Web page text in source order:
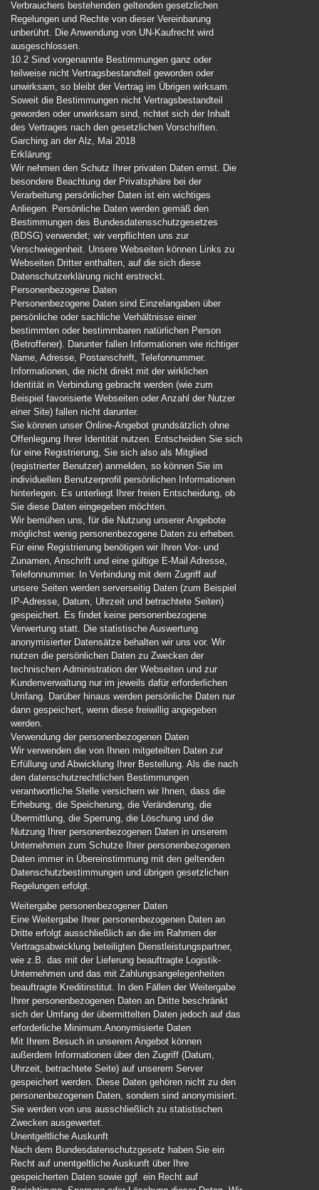
Verbrauchers bestehenden geltenden gesetzlichen
Regelungen und Rechte von dieser Vereinbarung
unberührt. Die Anwendung von UN-Kaufrecht wird
ausgeschlossen.
10.2 Sind vorgenannte Bestimmungen ganz oder
teilweise nicht Vertragsbestandteil geworden oder
unwirksam, so bleibt der Vertrag im Übrigen wirksam.
Soweit die Bestimmungen nicht Vertragsbestandteil
geworden oder unwirksam sind, richtet sich der Inhalt
des Vertrages nach den gesetzlichen Vorschriften.
Garching an der Alz, Mai 2018
Erklärung:
Wir nehmen den Schutz Ihrer privaten Daten ernst. Die
besondere Beachtung der Privatsphäre bei der
Verarbeitung persönlicher Daten ist ein wichtiges
Anliegen. Persönliche Daten werden gemäß den
Bestimmungen des Bundesdatensschutzgesetzes
(BDSG) verwendet; wir verpflichten uns zur
Verschwiegenheit. Unsere Webseiten können Links zu
Webseiten Dritter enthalten, auf die sich diese
Datenschutzerklärung nicht erstreckt.
Personenbezogene Daten
Personenbezogene Daten sind Einzelangaben über
persönliche oder sachliche Verhältnisse einer
bestimmten oder bestimmbaren natürlichen Person
(Betroffener). Darunter fallen Informationen wie richtiger
Name, Adresse, Postanschrift, Telefonnummer.
Informationen, die nicht direkt mit der wirklichen
Identität in Verbindung gebracht werden (wie zum
Beispiel favorisierte Webseiten oder Anzahl der Nutzer
einer Site) fallen nicht darunter.
Sie können unser Online-Angebot grundsätzlich ohne
Offenlegung Ihrer Identität nutzen. Entscheiden Sie sich
für eine Registrierung, Sie sich also als Mitglied
(registrierter Benutzer) anmelden, so können Sie im
individuellen Benutzerprofil persönlichen Informationen
hinterlegen. Es unterliegt Ihrer freien Entscheidung, ob
Sie diese Daten eingegeben möchten.
Wir bemühen uns, für die Nutzung unserer Angebote
möglichst wenig personenbezogene Daten zu erheben.
Für eine Registrierung benötigen wir Ihren Vor- und
Zunamen, Anschrift und eine gültige E-Mail Adresse,
Telefonnummer. In Verbindung mit dem Zugriff auf
unsere Seiten werden serverseitig Daten (zum Beispiel
IP-Adresse, Datum, Uhrzeit und betrachtete Seiten)
gespeichert. Es findet keine personenbezogene
Verwertung statt. Die statistische Auswertung
anonymisierter Datensätze behalten wir uns vor. Wir
nutzen die persönlichen Daten zu Zwecken der
technischen Administration der Webseiten und zur
Kundenverwaltung nur im jeweils dafür erforderlichen
Umfang. Darüber hinaus werden persönliche Daten nur
dann gespeichert, wenn diese freiwillig angegeben
werden.
Verwendung der personenbezogenen Daten
Wir verwenden die von Ihnen mitgeteilten Daten zur
Erfüllung und Abwicklung Ihrer Bestellung. Als die nach
den datenschutzrechtlichen Bestimmungen
verantwortliche Stelle versichern wir Ihnen, dass die
Erhebung, die Speicherung, die Veränderung, die
Übermittlung, die Sperrung, die Löschung und die
Nutzung Ihrer personenbezogenen Daten in unserem
Unternehmen zum Schutze Ihrer personenbezogenen
Daten immer in Übereinstimmung mit den geltenden
Datenschutzbestimmungen und übrigen gesetzlichen
Regelungen erfolgt.
Weitergabe personenbezogener Daten
Eine Weitergabe Ihrer personenbezogenen Daten an
Dritte erfolgt ausschließlich an die im Rahmen der
Vertragsabwicklung beteiligten Dienstleistungspartner,
wie z.B. das mit der Lieferung beauftragte Logistik-
Unternehmen und das mit Zahlungsangelegenheiten
beauftragte Kreditinstitut. In den Fällen der Weitergabe
Ihrer personenbezogenen Daten an Dritte beschränkt
sich der Umfang der übermittelten Daten jedoch auf das
erforderliche Minimum.Anonymisierte Daten
Mit Ihrem Besuch in unserem Angebot können
außerdem Informationen über den Zugriff (Datum,
Uhrzeit, betrachtete Seite) auf unserem Server
gespeichert werden. Diese Daten gehören nicht zu den
personenbezogenen Daten, sondern sind anonymisiert.
Sie werden von uns ausschließlich zu statistischen
Zwecken ausgewertet.
Unentgeltliche Auskunft
Nach dem Bundesdatenschutzgesetz haben Sie ein
Recht auf unentgeltliche Auskunft über Ihre
gespeicherten Daten sowie ggf. ein Recht auf